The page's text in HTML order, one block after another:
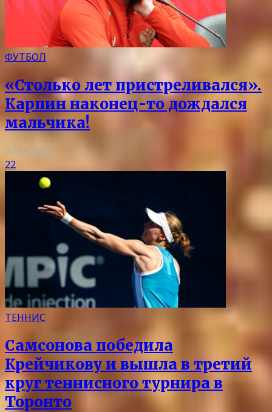
ФУТБОЛ
«Столько лет пристреливался».
Карпин наконец-то дождался
мальчика!
07.08.2026
22
ТЕННИС
Самсонова победила
Крейчикову и вышла в третий
круг теннисного турнира в
Торонто